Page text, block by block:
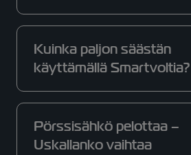
Kuinka paljon säästän
käyttämällä Smartvoltia?
Pörssisähkö pelottaa –
Uskallanko vaihtaa